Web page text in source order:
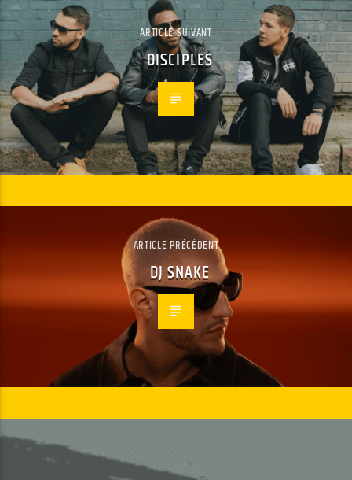
ARTICLE SUIVANT
DISCIPLES
ARTICLE PRÉCÉDENT
DJ SNAKE